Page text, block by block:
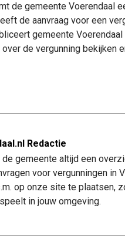
de gemeente Voerendaal
de aanvraag voor een
gemeente
de vergunning bekijken
Redactie
gemeente altijd een
voor vergunningen in
op onze site te plaatsen,
in jouw omgeving.